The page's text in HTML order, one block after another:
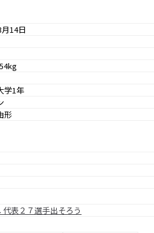
14日
学1年
形
表２７選手出そろう